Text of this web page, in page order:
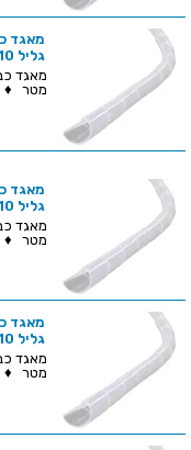
גליל 10 מטר
מטר ♦
גליל 10 מטר
מטר ♦
גליל 10 מטר
מטר ♦